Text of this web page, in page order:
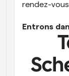
rendez-vous
Entrons